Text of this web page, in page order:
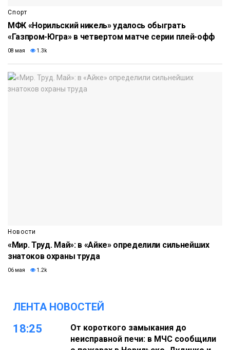
Спорт
МФК «Норильский никель» удалось обыграть
«Газпром-Югра» в четвертом матче серии плей-офф
08 мая 1.3k
Новости
«Мир. Труд. Май»: в «Айке» определили сильнейших
знатоков охраны труда
06 мая 1.2k
ЛЕНТА НОВОСТЕЙ
18:25
От короткого замыкания до
неисправной печи: в МЧС сообщили